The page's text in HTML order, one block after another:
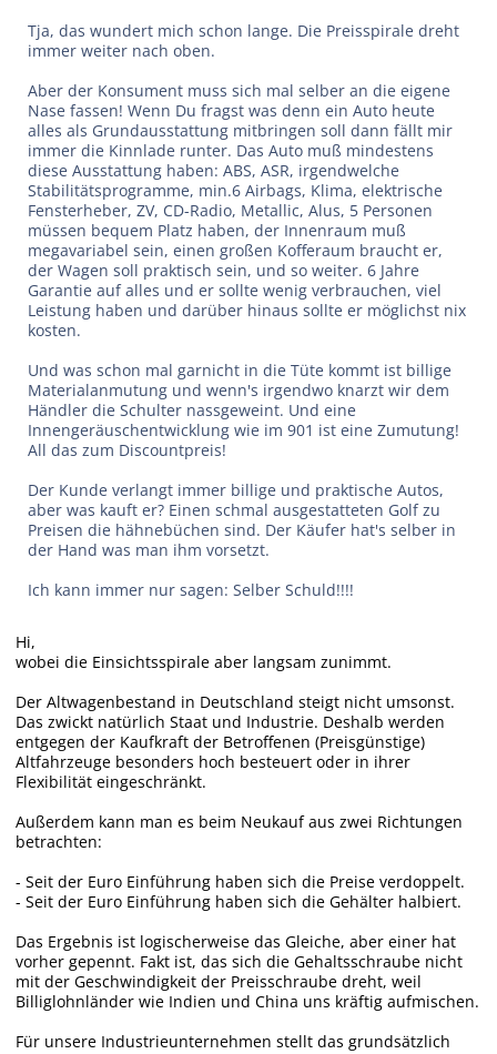
Tja, das wundert mich schon lange. Die Preisspirale dreht
immer weiter nach oben.
Aber der Konsument muss sich mal selber an die eigene
Nase fassen! Wenn Du fragst was denn ein Auto heute
alles als Grundausstattung mitbringen soll dann fällt mir
immer die Kinnlade runter. Das Auto muß mindestens
diese Ausstattung haben: ABS, ASR, irgendwelche
Stabilitätsprogramme, min.6 Airbags, Klima, elektrische
Fensterheber, ZV, CD-Radio, Metallic, Alus, 5 Personen
müssen bequem Platz haben, der Innenraum muß
megavariabel sein, einen großen Kofferaum braucht er,
der Wagen soll praktisch sein, und so weiter. 6 Jahre
Garantie auf alles und er sollte wenig verbrauchen, viel
Leistung haben und darüber hinaus sollte er möglichst nix
kosten.
Und was schon mal garnicht in die Tüte kommt ist billige
Materialanmutung und wenn's irgendwo knarzt wir dem
Händler die Schulter nassgeweint. Und eine
Innengeräuschentwicklung wie im 901 ist eine Zumutung!
All das zum Discountpreis!
Der Kunde verlangt immer billige und praktische Autos,
aber was kauft er? Einen schmal ausgestatteten Golf zu
Preisen die hähnebüchen sind. Der Käufer hat's selber in
der Hand was man ihm vorsetzt.
Ich kann immer nur sagen: Selber Schuld!!!!
Hi,
wobei die Einsichtsspirale aber langsam zunimmt.
Der Altwagenbestand in Deutschland steigt nicht umsonst.
Das zwickt natürlich Staat und Industrie. Deshalb werden
entgegen der Kaufkraft der Betroffenen (Preisgünstige)
Altfahrzeuge besonders hoch besteuert oder in ihrer
Flexibilität eingeschränkt.
Außerdem kann man es beim Neukauf aus zwei Richtungen
betrachten:
- Seit der Euro Einführung haben sich die Preise verdoppelt.
- Seit der Euro Einführung haben sich die Gehälter halbiert.
Das Ergebnis ist logischerweise das Gleiche, aber einer hat
vorher gepennt. Fakt ist, das sich die Gehaltsschraube nicht
mit der Geschwindigkeit der Preisschraube dreht, weil
Billiglohnländer wie Indien und China uns kräftig aufmischen.
Für unsere Industrieunternehmen stellt das grundsätzlich